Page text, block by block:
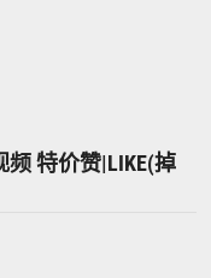
频 特价赞|LIKE(掉